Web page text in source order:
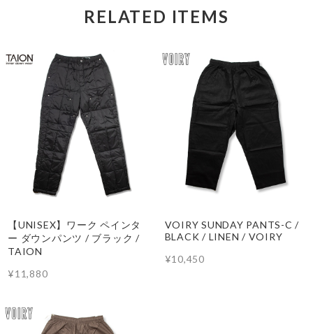
RELATED ITEMS
【UNISEX】ワーク ペインタ
ー ダウンパンツ / ブラック /
TAION
¥11,880
VOIRY SUNDAY PANTS-C /
BLACK / LINEN / VOIRY
¥10,450